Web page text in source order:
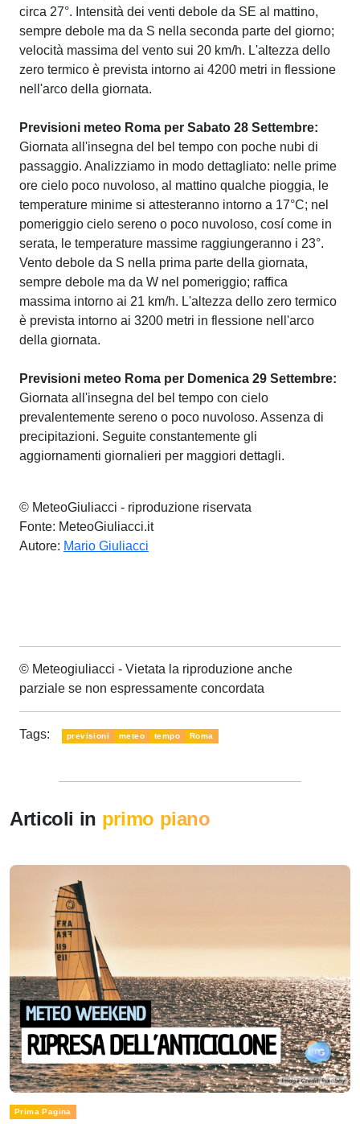
circa 27°. Intensità dei venti debole da SE al mattino,
sempre debole ma da S nella seconda parte del giorno;
velocità massima del vento sui 20 km/h. L'altezza dello
zero termico è prevista intorno ai 4200 metri in flessione
nell'arco della giornata.
Previsioni meteo Roma per Sabato 28 Settembre:
Giornata all'insegna del bel tempo con poche nubi di
passaggio. Analizziamo in modo dettagliato: nelle prime
ore cielo poco nuvoloso, al mattino qualche pioggia, le
temperature minime si attesteranno intorno a 17°C; nel
pomeriggio cielo sereno o poco nuvoloso, cosí come in
serata, le temperature massime raggiungeranno i 23°.
Vento debole da S nella prima parte della giornata,
sempre debole ma da W nel pomeriggio; raffica
massima intorno ai 21 km/h. L'altezza dello zero termico
è prevista intorno ai 3200 metri in flessione nell'arco
della giornata.
Previsioni meteo Roma per Domenica 29 Settembre:
Giornata all'insegna del bel tempo con cielo
prevalentemente sereno o poco nuvoloso. Assenza di
precipitazioni. Seguite constantemente gli
aggiornamenti giornalieri per maggiori dettagli.
© MeteoGiuliacci - riproduzione riservata
Fonte: MeteoGiuliacci.it
Autore: Mario Giuliacci
© Meteogiuliacci - Vietata la riproduzione anche
parziale se non espressamente concordata
Tags: previsioni meteo tempo Roma
Articoli in primo piano
Prima Pagina